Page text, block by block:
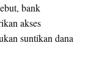
bank
akses
suntikan dana